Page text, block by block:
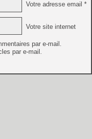
Votre adresse email *
Votre site internet
par e-mail.
par e-mail.